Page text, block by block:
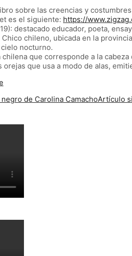
sobre las creencias y
es el siguiente: https://
destacado educador, poeta,
chileno, ubicada en la
nocturno.
que corresponde a la
orejas que usa a modo de alas,
de Carolina CamachoArtículo